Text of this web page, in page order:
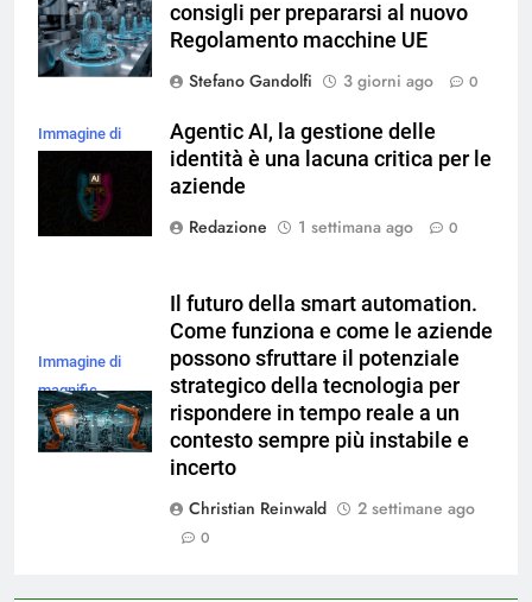
consigli per prepararsi al nuovo
Regolamento macchine UE
Stefano Gandolfi
3 giorni ago 0
Immagine di
Agentic AI, la gestione delle
identità è una lacuna critica per le
aziende
Redazione
1 settimana ago 0
Immagine di
magnific
Il futuro della smart automation.
Come funziona e come le aziende
possono sfruttare il potenziale
strategico della tecnologia per
rispondere in tempo reale a un
contesto sempre più instabile e
incerto
Christian Reinwald
2 settimane ago
0